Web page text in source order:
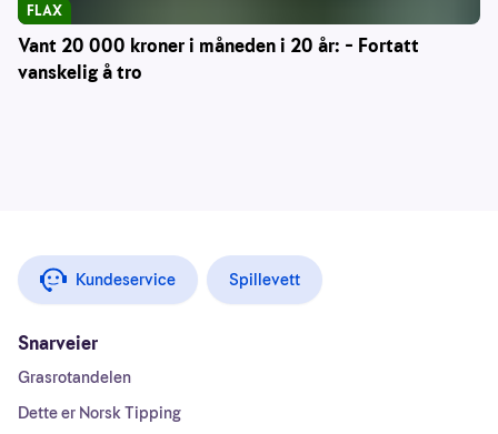
Vant 20 000 kroner i måneden i 20 år: – Fortatt
vanskelig å tro
FLAX
Kundeservice Spillevett
Snarveier
Grasrotandelen
Dette er Norsk Tipping